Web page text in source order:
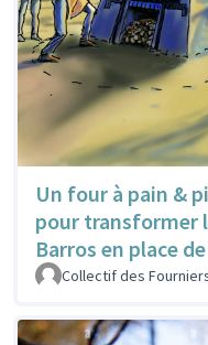
Un four à pain &
pour transformer
Barros en place
Collectif des